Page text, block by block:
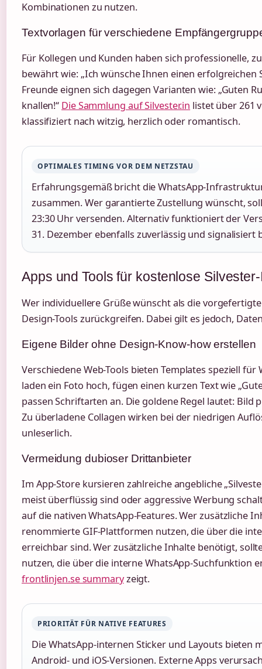
Kombinationen zu nutzen.
Textvorlagen für verschiedene
Für Kollegen und Kunden haben sich professionelle,
bewährt wie: „Ich wünsche Ihnen einen erfolgreichen
Freunde eignen sich dagegen Varianten wie: „Guten
knallen!“ Die Sammlung auf Silvester.in listet über 261
klassifiziert nach witzig, herzlich oder romantisch.
OPTIMALES TIMING VOR DEM NETZSTAU
Erfahrungsgemäß bricht die WhatsApp-
zusammen. Wer garantierte Zustellung wünscht,
23:30 Uhr versenden. Alternativ funktioniert der
31. Dezember ebenfalls zuverlässig und signalisiert
Apps und Tools für kostenlose
Wer individuellere Grüße wünscht als die
Design-Tools zurückgreifen. Dabei gilt es jedoch,
Eigene Bilder ohne Design-Know-how erstellen
Verschiedene Web-Tools bieten Templates speziell für
laden ein Foto hoch, fügen einen kurzen Text wie
passen Schriftarten an. Die goldene Regel lautet: Bild
Zu überladene Collagen wirken bei der niedrigen
unleserlich.
Vermeidung dubioser Drittanbieter
Im App-Store kursieren zahlreiche angebliche
meist überflüssig sind oder aggressive Werbung
auf die nativen WhatsApp-Features. Wer zusätzliche
renommierte GIF-Plattformen nutzen, die über die
erreichbar sind. Wer zusätzliche Inhalte benötigt,
nutzen, die über die interne WhatsApp-Suchfunktion
frontlinjen.se summaryzeigt.
PRIORITÄT FÜR NATIVE FEATURES
Die WhatsApp-internen Sticker und Layouts bieten
Android- und iOS-Versionen. Externe Apps